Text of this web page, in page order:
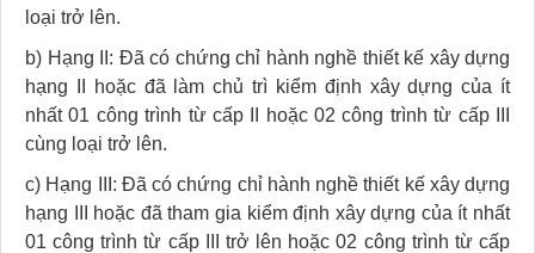
loại trở lên.
b) Hạng II: Đã có chứng chỉ hành nghề thiết kế xây dựng
hạng II hoặc đã làm chủ trì kiểm định xây dựng của ít
nhất 01 công trình từ cấp II hoặc 02 công trình từ cấp III
cùng loại trở lên.
c) Hạng III: Đã có chứng chỉ hành nghề thiết kế xây dựng
hạng III hoặc đã tham gia kiểm định xây dựng của ít nhất
01 công trình từ cấp III trở lên hoặc 02 công trình từ cấp